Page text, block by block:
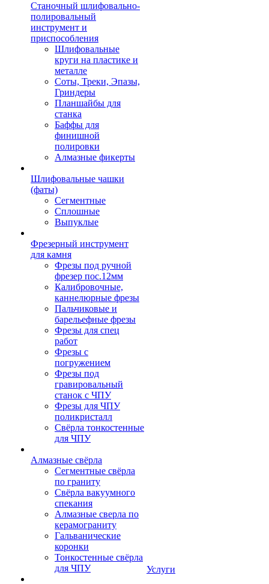
Станочный шлифовально-
полировальный
инструмент и
приспособления
Шлифовальные
круги на пластике и
металле
Соты, Треки, Эпазы,
Гриндеры
Планшайбы для
станка
Баффы для
финишной
полировки
Алмазные фикерты
Шлифовальные чашки
(фаты)
Сегментные
Сплошные
Выпуклые
Фрезерный инструмент
для камня
Фрезы под ручной
фрезер пос.12мм
Калибровочные,
каннелюрные фрезы
Пальчиковые и
барельефные фрезы
Фрезы для спец
работ
Фрезы с
погружением
Фрезы под
гравировальный
станок с ЧПУ
Фрезы для ЧПУ
поликристалл
Свёрла тонкостенные
для ЧПУ
Алмазные свёрла
Сегментные свёрла
по граниту
Свёрла вакуумного
спекания
Алмазные сверла по
керамограниту
Гальванические
коронки
Тонкостенные свёрла
для ЧПУ
Услуги